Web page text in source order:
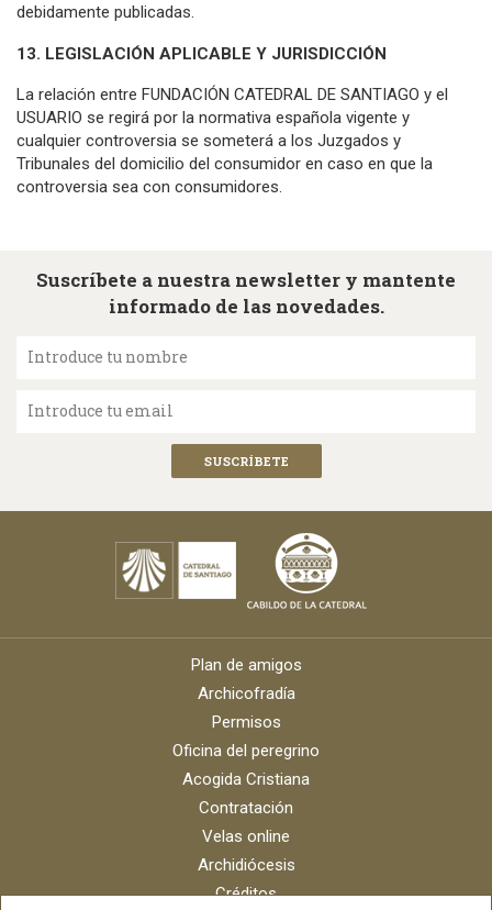
debidamente publicadas.
13. LEGISLACIÓN APLICABLE Y JURISDICCIÓN
La relación entre FUNDACIÓN CATEDRAL DE SANTIAGO y el
USUARIO se regirá por la normativa española vigente y
cualquier controversia se someterá a los Juzgados y
Tribunales del domicilio del consumidor en caso en que la
controversia sea con consumidores.
Suscríbete a nuestra newsletter y mantente
informado de las novedades.
Introduce tu nombre
Introduce tu email
Plan de amigos
Archicofradía
Permisos
Oficina del peregrino
Acogida Cristiana
Contratación
Velas online
Archidiócesis
Créditos